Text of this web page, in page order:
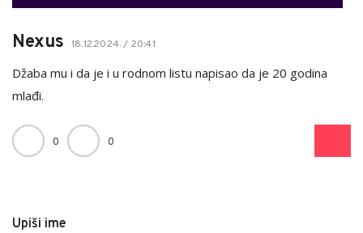
Nexus 18.12.2024. / 20:41
Džaba mu i da je i u rodnom listu napisao da je 20 godina
mlađi.
0 0
Upiši ime